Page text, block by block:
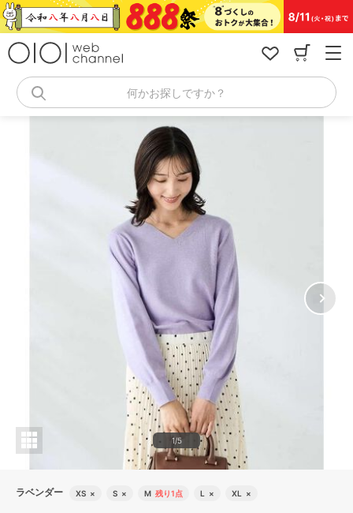
コ
ン
何かお探しですか？
1/5
ラベンダー XS × S × M 残り1点 L × XL ×